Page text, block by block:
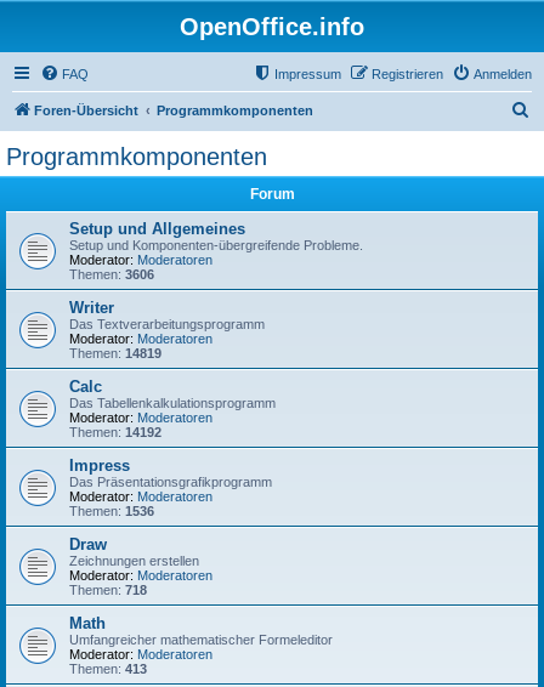
OpenOffice.info
FAQ Anmelden
Registrieren
Impressum
Foren-Übersicht Programmkomponenten
Programmkomponenten
Forum
Setup und Allgemeines
Setup und Komponenten-übergreifende Probleme.
Moderator: Moderatoren
Themen: 3606
Writer
Das Textverarbeitungsprogramm
Moderator: Moderatoren
Themen: 14819
Calc
Das Tabellenkalkulationsprogramm
Moderator: Moderatoren
Themen: 14192
Impress
Das Präsentationsgrafikprogramm
Moderator: Moderatoren
Themen: 1536
Draw
Zeichnungen erstellen
Moderator: Moderatoren
Themen: 718
Math
Umfangreicher mathematischer Formeleditor
Moderator: Moderatoren
Themen: 413